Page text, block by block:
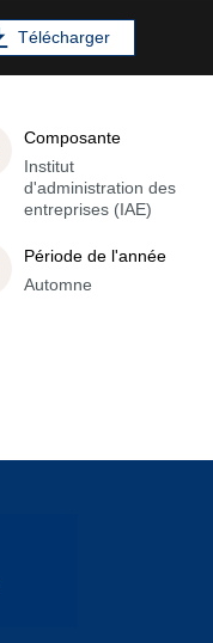
Télécharger
Composante
Institut
d'administration des
entreprises (IAE)
Période de l'année
Automne